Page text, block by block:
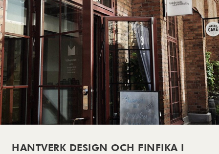
HANTVERK DESIGN OCH FINFIKA I